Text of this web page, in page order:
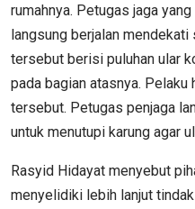
rumahnya. Petugas jaga
langsung berjalan mendekati
tersebut berisi puluhan ular
pada bagian atasnya. Pelaku
tersebut. Petugas penjaga
untuk menutupi karung agar
Rasyid Hidayat menyebut
menyelidiki lebih lanjut